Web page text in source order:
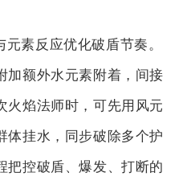
素反应优化破盾节奏。
加额外水元素附着，间接
火焰法师时，可先用风元
体挂水，同步破除多个护
把控破盾、爆发、打断的